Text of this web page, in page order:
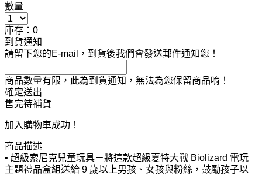
數量
庫存：0
到貨通知
請留下您的E-mail，到貨後我們會發送郵件通知您！
商品數量有限，此為到貨通知，無法為您保留商品唷！
確定送出
售完待補貨
加入購物車成功！
商品描述
• 超級索尼克兒童玩具－將這款超級夏特大戰 Biolizard 電玩
主題禮品盒組送給 9 歲以上男孩、女孩與粉絲，鼓勵孩子以